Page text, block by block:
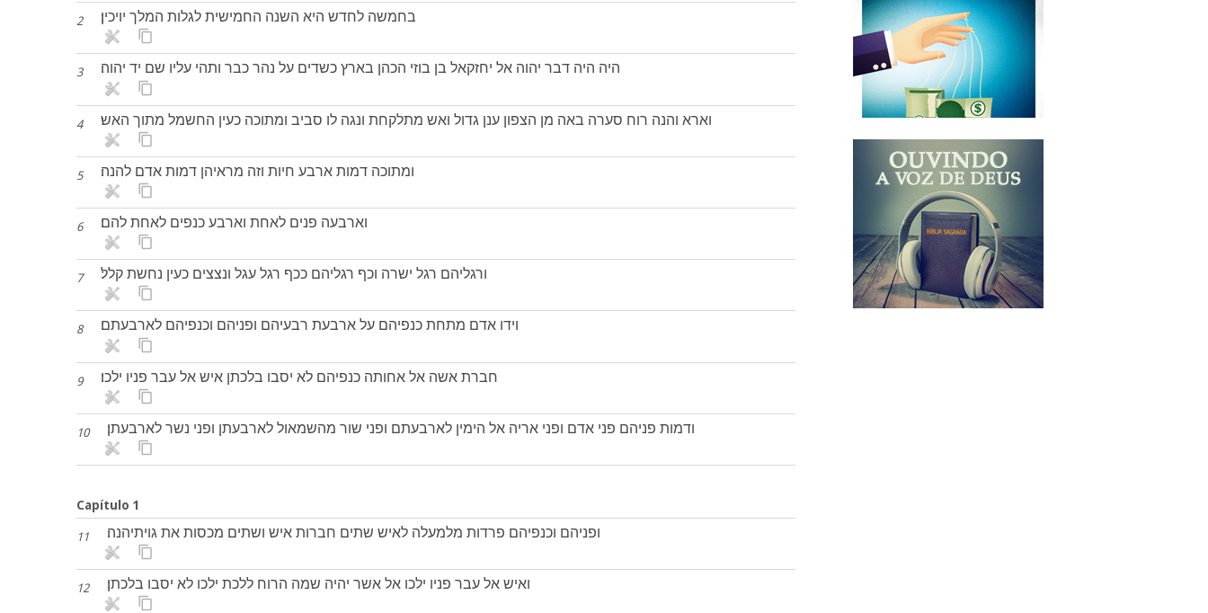
2 בחמשה לחדש היא השנה החמישית לגלות המלך יויכין׃
3 היה היה דבר יהוה אל יחזקאל בן בוזי הכהן בארץ כשדים על נהר כבר ותהי עליו שם יד יהוה׃
4 וארא והנה רוח סערה באה מן הצפון ענן גדול ואש מתלקחת ונגה לו סביב ומתוכה כעין החשמל מתוך האש׃
5 ומתוכה דמות ארבע חיות וזה מראיהן דמות אדם להנה׃
6 וארבעה פנים לאחת וארבע כנפים לאחת להם׃
7 ורגליהם רגל ישרה וכף רגליהם ככף רגל עגל ונצצים כעין נחשת קלל׃
8 וידו אדם מתחת כנפיהם על ארבעת רבעיהם ופניהם וכנפיהם לארבעתם׃
9 חברת אשה אל אחותה כנפיהם לא יסבו בלכתן איש אל עבר פניו ילכו׃
10 ודמות פניהם פני אדם ופני אריה אל הימין לארבעתם ופני שור מהשמאול לארבעתן ופני נשר לארבעתן׃
Capítulo 1
11 ופניהם וכנפיהם פרדות מלמעלה לאיש שתים חברות איש ושתים מכסות את גויתיהנה׃
12 ואיש אל עבר פניו ילכו אל אשר יהיה שמה הרוח ללכת ילכו לא יסבו בלכתן׃